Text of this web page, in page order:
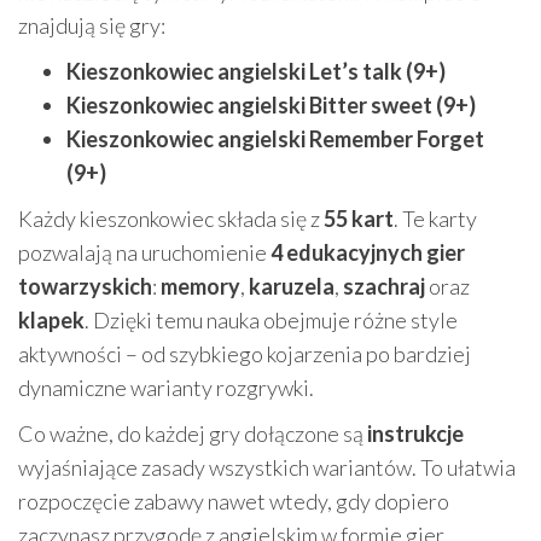
znajdują się gry:
Kieszonkowiec angielski Let’s talk (9+)
Kieszonkowiec angielski Bitter sweet (9+)
Kieszonkowiec angielski Remember Forget
(9+)
Każdy kieszonkowiec składa się z55 kart. Te karty
pozwalają na uruchomienie4 edukacyjnych gier
towarzyskich: memory, karuzela, szachrajoraz
klapek. Dzięki temu nauka obejmuje różne style
aktywności – od szybkiego kojarzenia po bardziej
dynamiczne warianty rozgrywki.
Co ważne, do każdej gry dołączone są instrukcje
wyjaśniające zasady wszystkich wariantów. To ułatwia
rozpoczęcie zabawy nawet wtedy, gdy dopiero
zaczynasz przygodę z angielskim w formie gier.